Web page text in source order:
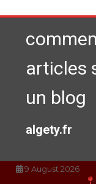
au
contenu
articles
un blog
algety.fr
9 August 2026